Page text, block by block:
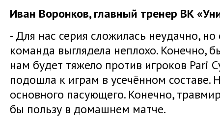
Иван Воронков, главный тренер ВК
- Для нас серия сложилась неудачно,
команда выглядела неплохо. Конечно,
нам будет тяжело против игроков Pari
подошла к играм в усечённом составе.
основного пасующего. Конечно,
бы пользу в домашнем матче.